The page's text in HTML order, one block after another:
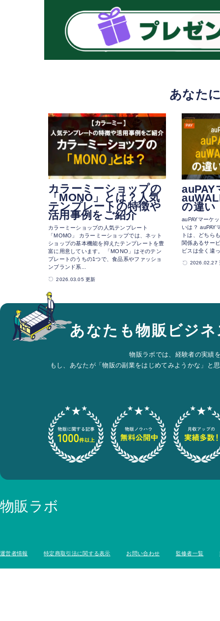
あなた
カラーミーショップの
「MONO」とは？人気
テンプレートの特徴や
活用事例をご紹介
カラーミーショップの人気テンプレート
「MOMO」 カラーミーショップでは、ネット
ショップの基本機能を抑えたテンプレートを豊
富に用意しています。 「MONO」はそのテン
プレートのうちの1つで、食品系やファッショ
ンブランド系...
2026.03.05 更新
auPAY
の違い
auPAYマーケ
いは？ auPAY
トは、どちら
関係あるサー
ビスは全く違
2026.02.27
あなたも物販ビジ
物販ラボでは、経験者の実績
もし、あなたが「物販の副業をはじめてみようかな」と
物販ラボ
運営者情報 特定商取引法に関する表示 お問い合わせ 監修者一覧